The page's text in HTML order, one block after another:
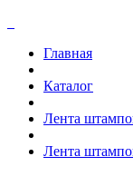
Главная
Каталог
Лента
Лента